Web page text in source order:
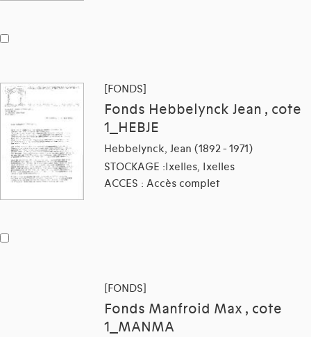
[FONDS]
Fonds Hebbelynck Jean , cote
1_HEBJE
Hebbelynck, Jean (1892 - 1971)
STOCKAGE :Ixelles, Ixelles
ACCES : Accès complet
[FONDS]
Fonds Manfroid Max , cote
1_MANMA